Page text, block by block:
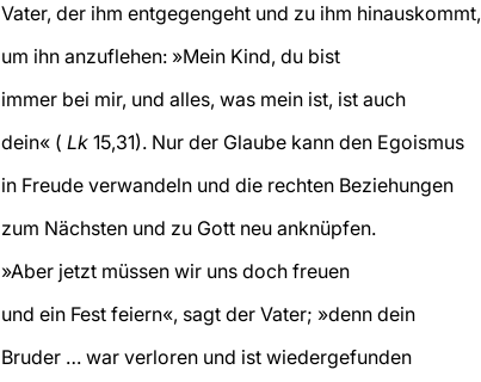
Vater, der ihm entgegengeht und zu ihm hinauskommt,
um ihn anzuflehen: »Mein Kind, du bist
immer bei mir, und alles, was mein ist, ist auch
dein« ( Lk 15,31). Nur der Glaube kann den Egoismus
in Freude verwandeln und die rechten Beziehungen
zum Nächsten und zu Gott neu anknüpfen.
»Aber jetzt müssen wir uns doch freuen
und ein Fest feiern«, sagt der Vater; »denn dein
Bruder … war verloren und ist wiedergefunden